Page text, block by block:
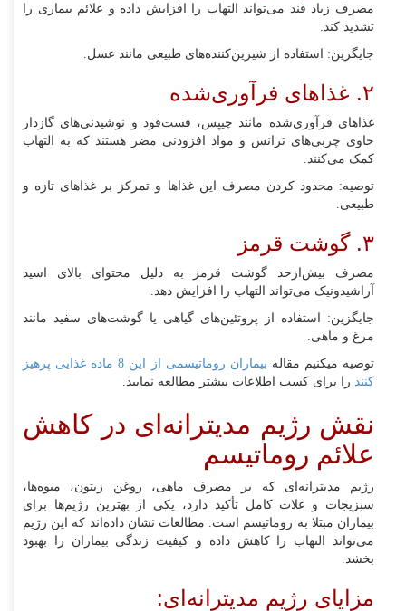
مصرف زیاد قند می‌تواند التهاب را افزایش داده و علائم بیماری را
تشدید کند.
جایگزین: استفاده از شیرین‌کننده‌های طبیعی مانند عسل.
۲. غذاهای فرآوری‌شده
غذاهای فرآوری‌شده مانند چیپس، فست‌فود و نوشیدنی‌های گازدار
حاوی چربی‌های ترانس و مواد افزودنی مضر هستند که به التهاب
کمک می‌کنند.
توصیه: محدود کردن مصرف این غذاها و تمرکز بر غذاهای تازه و
طبیعی.
۳. گوشت قرمز
مصرف بیش‌ازحد گوشت قرمز به دلیل محتوای بالای اسید
آراشیدونیک می‌تواند التهاب را افزایش دهد.
جایگزین: استفاده از پروتئین‌های گیاهی یا گوشت‌های سفید مانند
مرغ و ماهی.
توصیه میکنیم مقاله
بیماران روماتیسمی از این 8 ماده غذایی پرهیز
کنند را برای کسب اطلاعات بیشتر مطالعه نمایید.
نقش رژیم مدیترانه‌ای در کاهش
علائم روماتیسم
رژیم مدیترانه‌ای که بر مصرف ماهی، روغن زیتون، میوه‌ها،
سبزیجات و غلات کامل تأکید دارد، یکی از بهترین رژیم‌ها برای
بیماران مبتلا به روماتیسم است. مطالعات نشان داده‌اند که این رژیم
می‌تواند التهاب را کاهش داده و کیفیت زندگی بیماران را بهبود
بخشد.
مزایای رژیم مدیترانه‌ای: